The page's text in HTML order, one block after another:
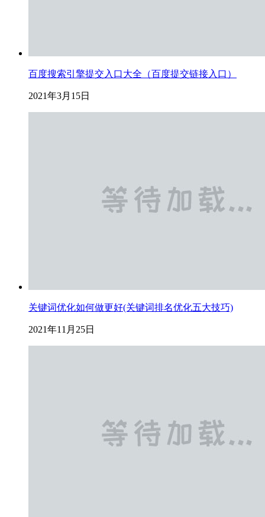
百度搜索引擎提交入口大全（百度提交链接入口）
2021年3月15日
关键词优化如何做更好(关键词排名优化五大技巧)
2021年11月25日